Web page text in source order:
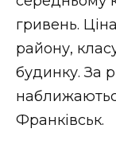
гривень.
району,
будинку. За
Франківськ.